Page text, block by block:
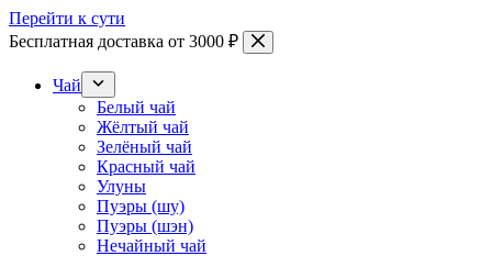
Перейти к сути
Бесплатная доставка от 3000 ₽
Чай
Белый чай
Жёлтый чай
Зелёный чай
Красный чай
Улуны
Пуэры (шу)
Пуэры (шэн)
Нечайный чай